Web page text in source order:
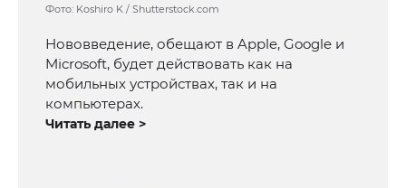
Фото: Koshiro K / Shutterstock.com
Нововведение, обещают в Apple, Google и
Microsoft, будет действовать как на
мобильных устройствах, так и на
компьютерах.
Читать далее >